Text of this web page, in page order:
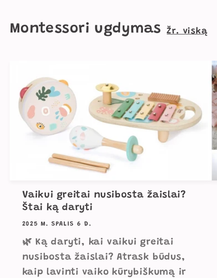
Montessori ugdymas Žr. viską
Vaikui greitai nusibosta žaislai?
Štai ką daryti
2025 M. SPALIS 6 D.
🌿 Ką daryti, kai vaikui greitai
nusibosta žaislai? Atrask būdus,
kaip lavinti vaiko kūrybiškumą ir